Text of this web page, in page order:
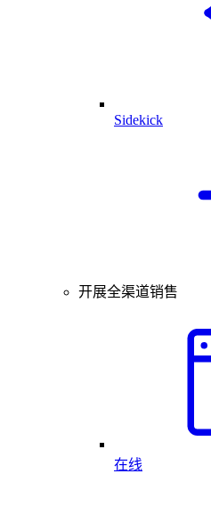
Sidekick
开展全渠道销售
在线